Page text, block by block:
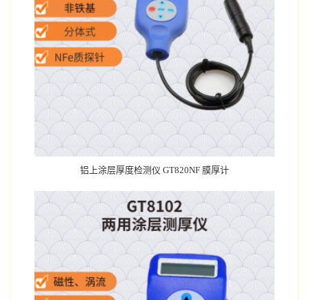
铝上涂层厚度检测仪 GT820NF 膜厚计